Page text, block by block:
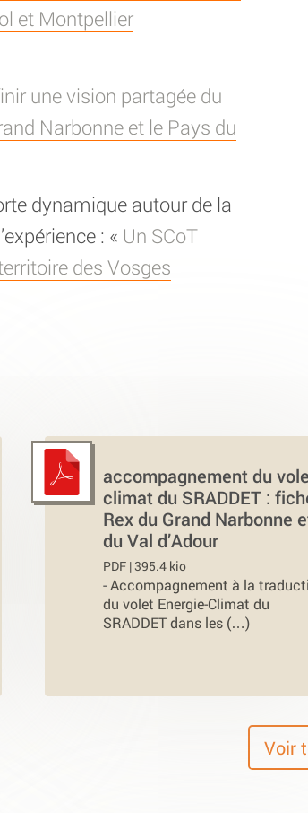
et Montpellier
une vision partagée du
Narbonne et le Pays du
dynamique autour de la
: « Un SCoT
des Vosges
accompagnement du
climat du SRADDET :
Rex du Grand Narbonne
du Val d’Adour
PDF | 395.4 kio
-Accompagnement à la
du volet Energie-Climat du
SRADDET dans les (…)
Voir